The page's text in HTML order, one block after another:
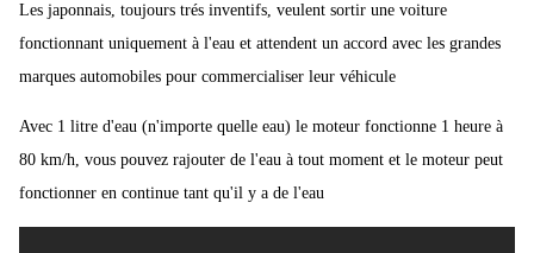
Les japonnais, toujours trés inventifs, veulent sortir une voiture
fonctionnant uniquement à l'eau et attendent un accord avec les grandes
marques automobiles pour commercialiser leur véhicule
Avec 1 litre d'eau (n'importe quelle eau) le moteur fonctionne 1 heure à
80 km/h, vous pouvez rajouter de l'eau à tout moment et le moteur peut
fonctionner en continue tant qu'il y a de l'eau